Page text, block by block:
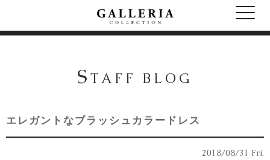
S TAFF BLOG
エレガントなブラッシュカラードレス
2018/08/31 Fri.